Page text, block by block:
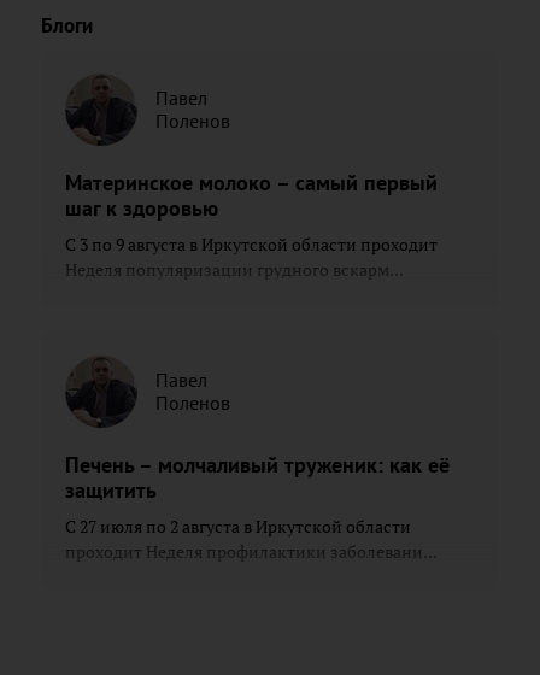
Блоги
Павел
Поленов
Материнское молоко – самый первый
шаг к здоровью
С 3 по 9 августа в Иркутской области проходит
Неделя популяризации грудного вскарм...
Павел
Поленов
Печень – молчаливый труженик: как её
защитить
С 27 июля по 2 августа в Иркутской области
проходит Неделя профилактики заболевани...